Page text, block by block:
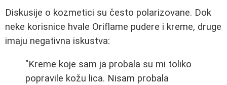
Diskusije o kozmetici su često polarizovane. Dok
neke korisnice hvale Oriflame pudere i kreme, druge
imaju negativna iskustva:
"Kreme koje sam ja probala su mi toliko
popravile kožu lica. Nisam probala